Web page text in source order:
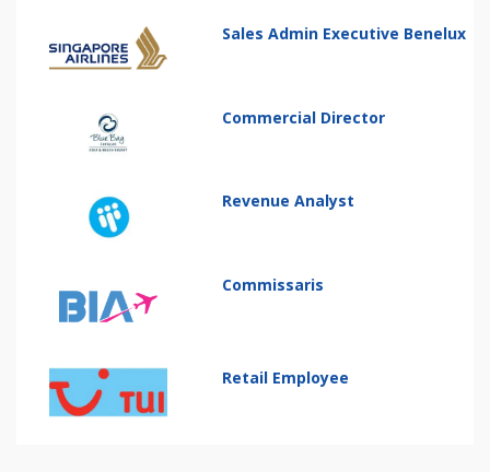
Sales Admin Executive Benelux
Commercial Director
Revenue Analyst
Commissaris
Retail Employee